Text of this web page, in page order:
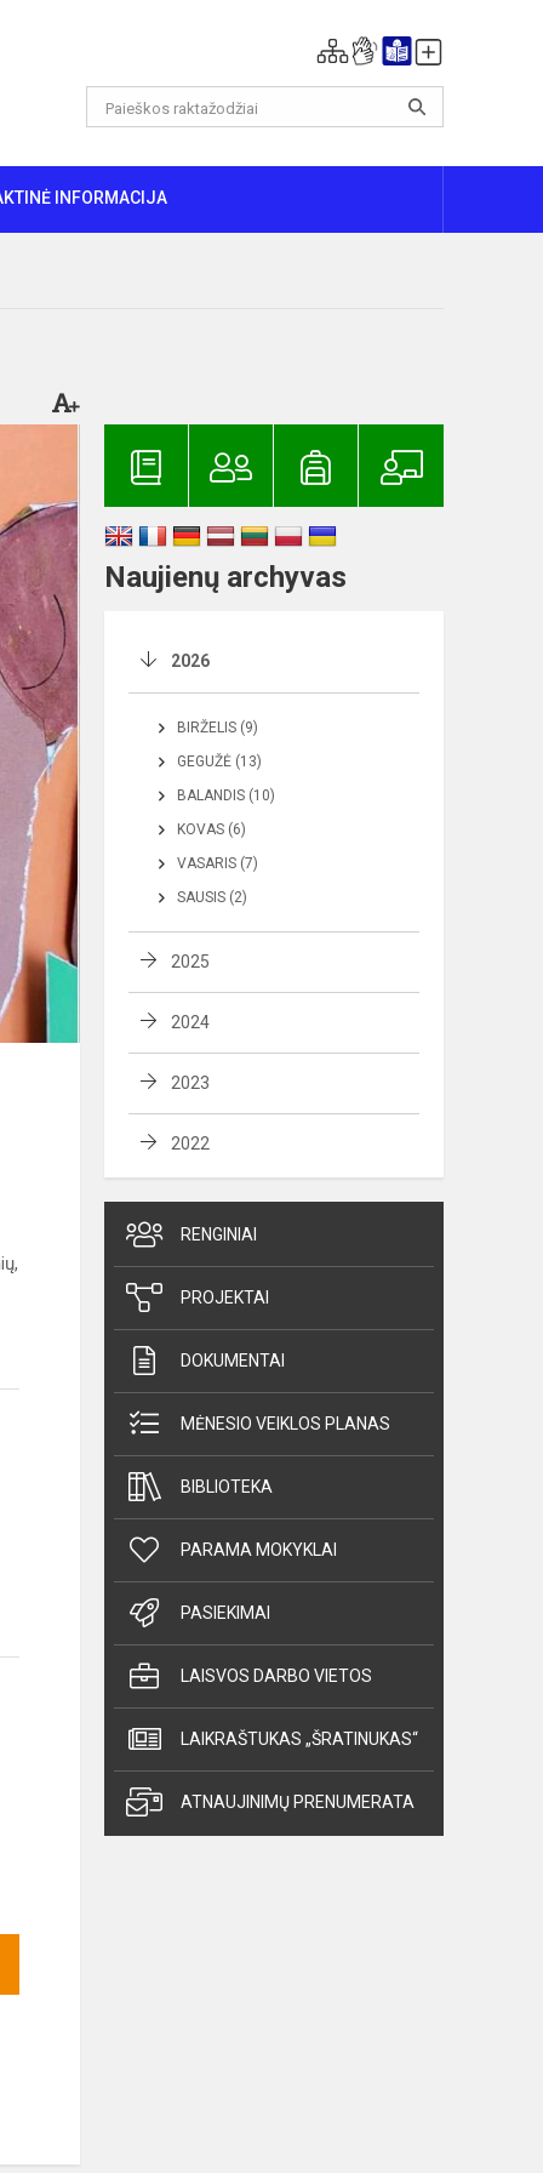
INFORMACIJA
Naujienų archyvas
2026
BIRŽELIS (9)
GEGUŽĖ (13)
BALANDIS (10)
KOVAS (6)
VASARIS (7)
SAUSIS (2)
2025
2024
2023
2022
RENGINIAI
PROJEKTAI
DOKUMENTAI
MĖNESIO VEIKLOS PLANAS
BIBLIOTEKA
PARAMA MOKYKLAI
PASIEKIMAI
LAISVOS DARBO VIETOS
LAIKRAŠTUKAS „ŠRATINUKAS“
ATNAUJINIMŲ PRENUMERATA